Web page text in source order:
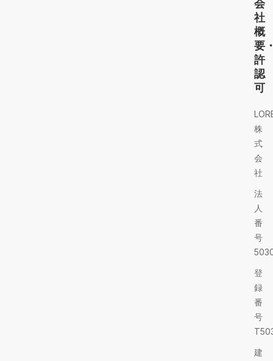
会
社
概
要
許
認
可
株
式
会
社
法
人
番
号
登
録
番
号
建